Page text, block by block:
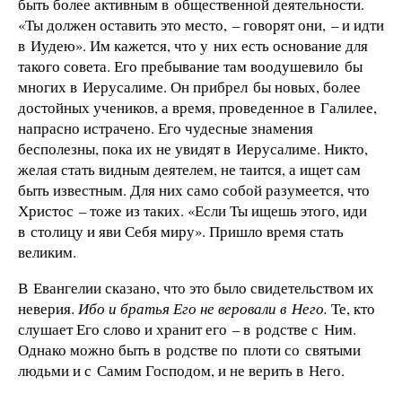
«Ты должен оставить это место, – говорят они, – и идти
в Иудею». Им кажется, что у них есть основание для
такого совета. Его пребывание там воодушевило бы
многих в Иерусалиме. Он прибрел бы новых, более
достойных учеников, а время, проведенное в Галилее,
напрасно истрачено. Его чудесные знамения
бесполезны, пока их не увидят в Иерусалиме. Никто,
желая стать видным деятелем, не таится, а ищет сам
быть известным. Для них само собой разумеется, что
Христос – тоже из таких. «Если Ты ищешь этого, иди
в столицу и яви Себя миру». Пришло время стать
великим.
В Евангелии сказано, что это было свидетельством их
неверия. Ибо и братья Его не веровали в Него. Те, кто
слушает Его слово и хранит его – в родстве с Ним.
Однако можно быть в родстве по плоти со святыми
людьми и с Самим Господом, и не верить в Него.